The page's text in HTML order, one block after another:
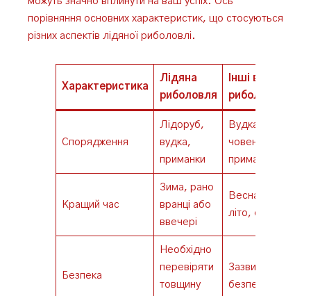
порівняння основних характеристик, що стосуються
різних аспектів лідяної риболовлі.
Характеристика
Лідяна
риболовля
Інші види
риболовлі
Спорядження
Лідоруб,
вудка,
приманки
Вудка,
човен,
приманки
Кращий час
Зима, рано
вранці або
ввечері
Весна,
літо, осінь
Безпека
Необхідно
перевіряти
товщину
Зазвичай
безпечніше